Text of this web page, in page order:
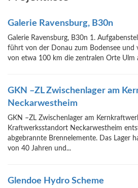
Galerie Ravensburg, B30n
Galerie Ravensburg, B30n 1.
führt von der Donau zum Bodensee und
von etwa 100 km die zentralen Orte Ulm
GKN –ZL Zwischenlager am
Neckarwestheim
GKN –ZL Zwischenlager am
Kraftwerksstandort Neckarwestheim
abgebrannte Brennelemente. Das Lager
von 40 Jahren und...
Glendoe Hydro Scheme